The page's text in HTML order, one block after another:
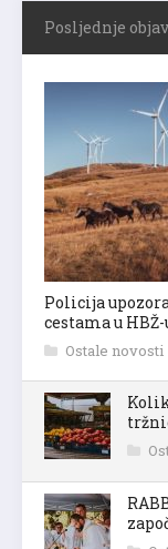
Posljednje
Policija
cestama u HBŽ-
Ostale novosti